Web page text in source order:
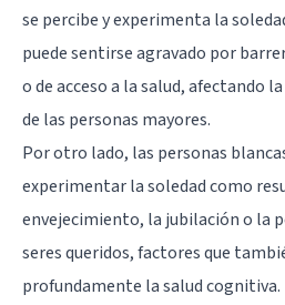
se percibe y experimenta la
puede sentirse agravado por
o de acceso a la salud, afectando
de las personas mayores.
Por otro lado, las personas
experimentar la soledad como
envejecimiento, la jubilación o la
seres queridos, factores que
profundamente la salud cognitiva.